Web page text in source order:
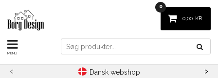
0
0,00 KR.
Dansk webshop
‹ ›